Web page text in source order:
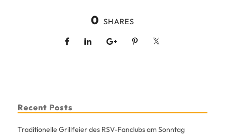
0 SHARES
Recent Posts
Traditionelle Grillfeier des RSV-Fanclubs am Sonntag